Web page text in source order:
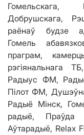
Гомельскага,
Добрушскага,
раёнаў будзе
Гомель
праграм,
рэгіянальнага
Радыус ФМ, Ра
Пілот ФМ,
Радыё Мінск,
радыё,
Аўтарадыё, Relax